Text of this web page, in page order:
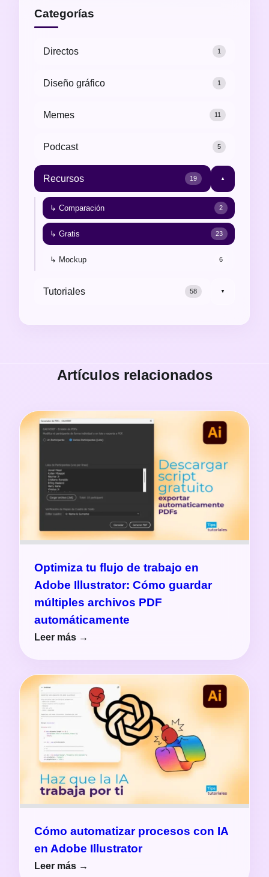
Categorías
Directos 1
Diseño gráfico 1
Memes 11
Podcast 5
Recursos 19 ▼
↳ Comparación 2
↳ Gratis 23
↳ Mockup 6
Tutoriales 58 ▼
Artículos relacionados
Optimiza tu flujo de trabajo en
Adobe Illustrator: Cómo guardar
múltiples archivos PDF
automáticamente
Leer más →
Cómo automatizar procesos con IA
en Adobe Illustrator
Leer más →